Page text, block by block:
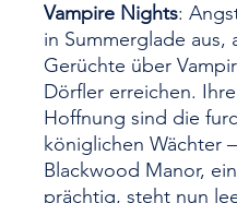
Vampire Nights:
in Summerglade aus,
Gerüchte über
Dörfler erreichen.
Hoffnung sind die
königlichen Wächter
Blackwood Manor,
prächtig, steht nun